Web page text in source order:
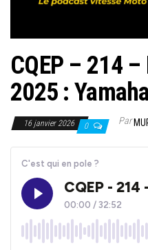
CQEP – 214
2025 :
16 janvier 2026 0 Par